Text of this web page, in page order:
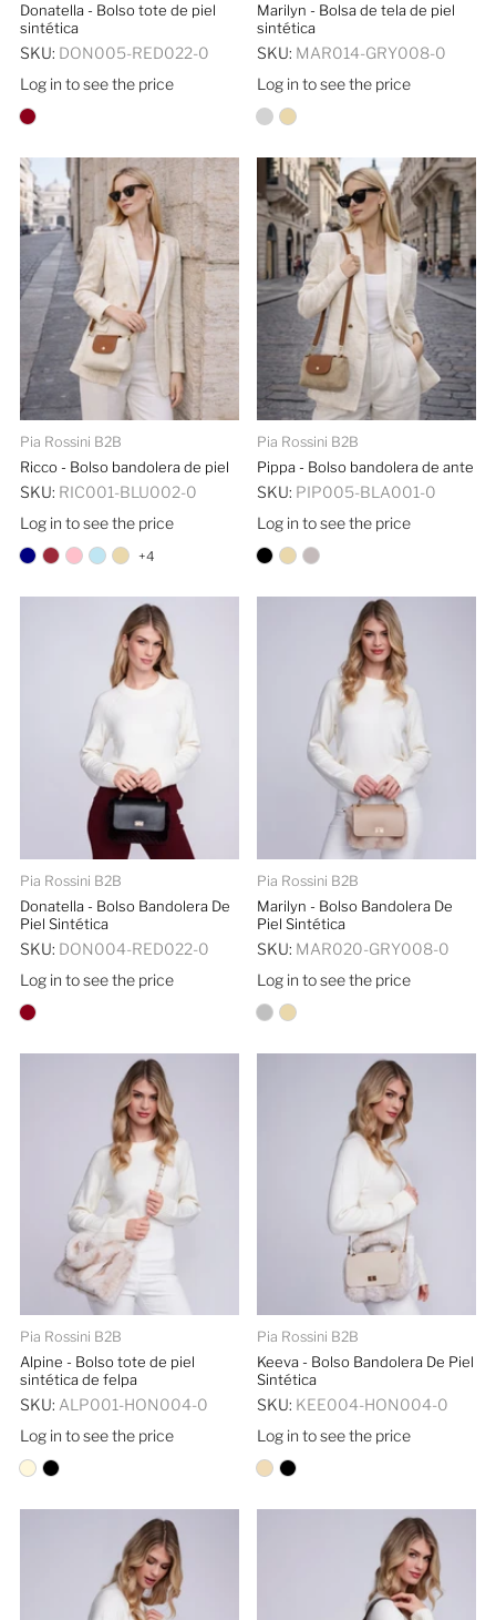
Donatella - Bolso tote de piel
sintética
SKU: DON005-RED022-0
Log in to see the price
Marilyn - Bolsa de tela de piel
sintética
SKU: MAR014-GRY008-0
Log in to see the price
Pia Rossini B2B
Ricco - Bolso bandolera de piel
SKU: RIC001-BLU002-0
Log in to see the price
+4
Pia Rossini B2B
Pippa - Bolso bandolera de ante
SKU: PIP005-BLA001-0
Log in to see the price
Pia Rossini B2B
Donatella - Bolso Bandolera De
Piel Sintética
SKU: DON004-RED022-0
Log in to see the price
Pia Rossini B2B
Marilyn - Bolso Bandolera De
Piel Sintética
SKU: MAR020-GRY008-0
Log in to see the price
Pia Rossini B2B
Alpine - Bolso tote de piel
sintética de felpa
SKU: ALP001-HON004-0
Log in to see the price
Pia Rossini B2B
Keeva - Bolso Bandolera De Piel
Sintética
SKU: KEE004-HON004-0
Log in to see the price